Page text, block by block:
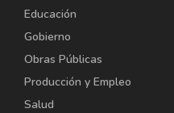
Educación
Gobierno
Obras Públicas
Producción y Empleo
Salud